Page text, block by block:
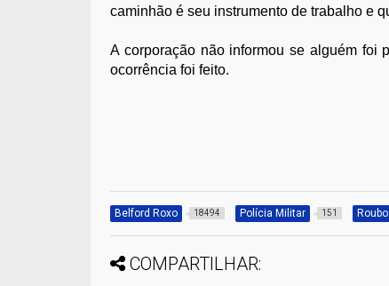
caminhão é seu instrumento de trabalho e
A corporação não informou se alguém foi
ocorrência foi feito.
Belford Roxo 18494 Polícia Militar 151
COMPARTILHAR: